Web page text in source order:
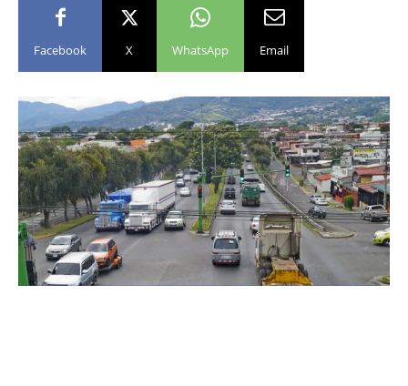
Facebook X WhatsApp Email